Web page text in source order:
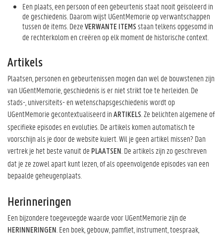
Een plaats, een persoon of een gebeurtenis staat nooit geïsoleerd in
de geschiedenis. Daarom wijst UGentMemorie op verwantschappen
tussen de items. Deze VERWANTE ITEMS staan telkens opgesomd in
de rechterkolom en creëren op elk moment de historische context.
Artikels
Plaatsen, personen en gebeurtenissen mogen dan wel de bouwstenen zijn
van UGentMemorie, geschiedenis is er niet strikt toe te herleiden. De
stads-, universiteits- en wetenschapsgeschiedenis wordt op
UGentMemorie gecontextualiseerd in ARTIKELS . Ze belichten algemene of
specifieke episodes en evoluties. De artikels komen automatisch te
voorschijn als je door de website kuiert. Wil je geen artikel missen? Dan
vertrek je het beste vanuit de PLAATSEN . De artikels zijn zo geschreven
dat je ze zowel apart kunt lezen, of als opeenvolgende episodes van een
bepaalde geheugenplaats.
Herinneringen
Een bijzondere toegevoegde waarde voor UGentMemorie zijn de
HERINNERINGEN . Een boek, gebouw, pamflet, instrument, toespraak,